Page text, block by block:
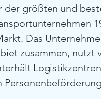
der größten und
Das
zusammen, nutzt